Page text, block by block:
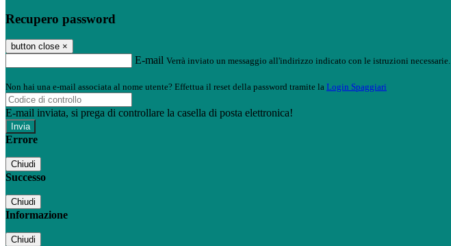
Recupero password
button close ×
E-mail Verrà inviato un messaggio all'indirizzo indicato con le istruzioni necessarie.
Non hai una e-mail associata al nome utente? Effettua il reset della password tramite la Login Spaggiari
E-mail inviata, si prega di controllare la casella di posta elettronica!
Errore
Chiudi
Successo
Chiudi
Informazione
Chiudi